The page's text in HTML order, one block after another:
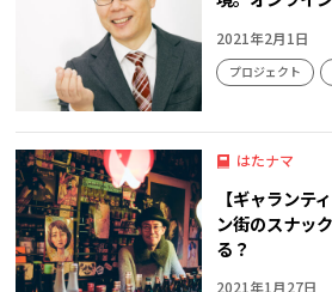
2021年2月1日
プロジェクト
はたナマ
【ギャランテ
ン街のスナッ
る？
2021年1月27日